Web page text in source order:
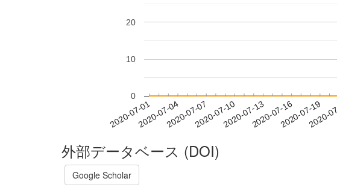
2020-07-012020-07-042020-07-072020-07-102020-07-132020-07-162020-07-19
2020-
0
10
20
外部データベース (DOI)
Google Scholar